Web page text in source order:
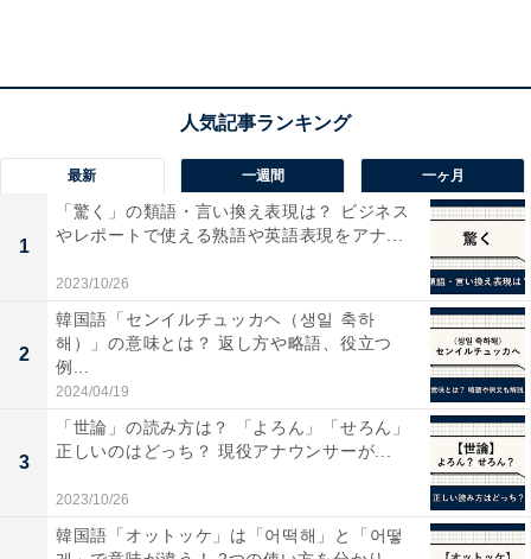
今後、管理職になりたいと思いますか？
調査対象者864名のうち、「管理職経験がない」645名に
対して「今後管理職になりたいと思うか」を聞きまし
た。最も多かったのは「あまりなりたくない」
（42.9％）という回答。「頑張ってなりたい」「機会が
あればなりたい」を合わせた「管理職になりたい派」が
39.1％だったのに対して、「あまりなりたくない」「絶
対なりたくない」を合わせた「管理職になりたくない
最新 一週間 一ヶ月
1
「驚く」の類語・言い換え表現は？ ビジネス
やレポートで使える熟語や英語表現をアナ...
2023/10/26
2
韓国語「センイルチュッカヘ（생일 축하
해）」の意味とは？ 返し方や略語、役立つ
例...
2024/04/19
3
「世論」の読み方は？ 「よろん」「せろん」
正しいのはどっち？ 現役アナウンサーが...
2023/10/26
韓国語「オットッケ」は「어떡해」と「어떻